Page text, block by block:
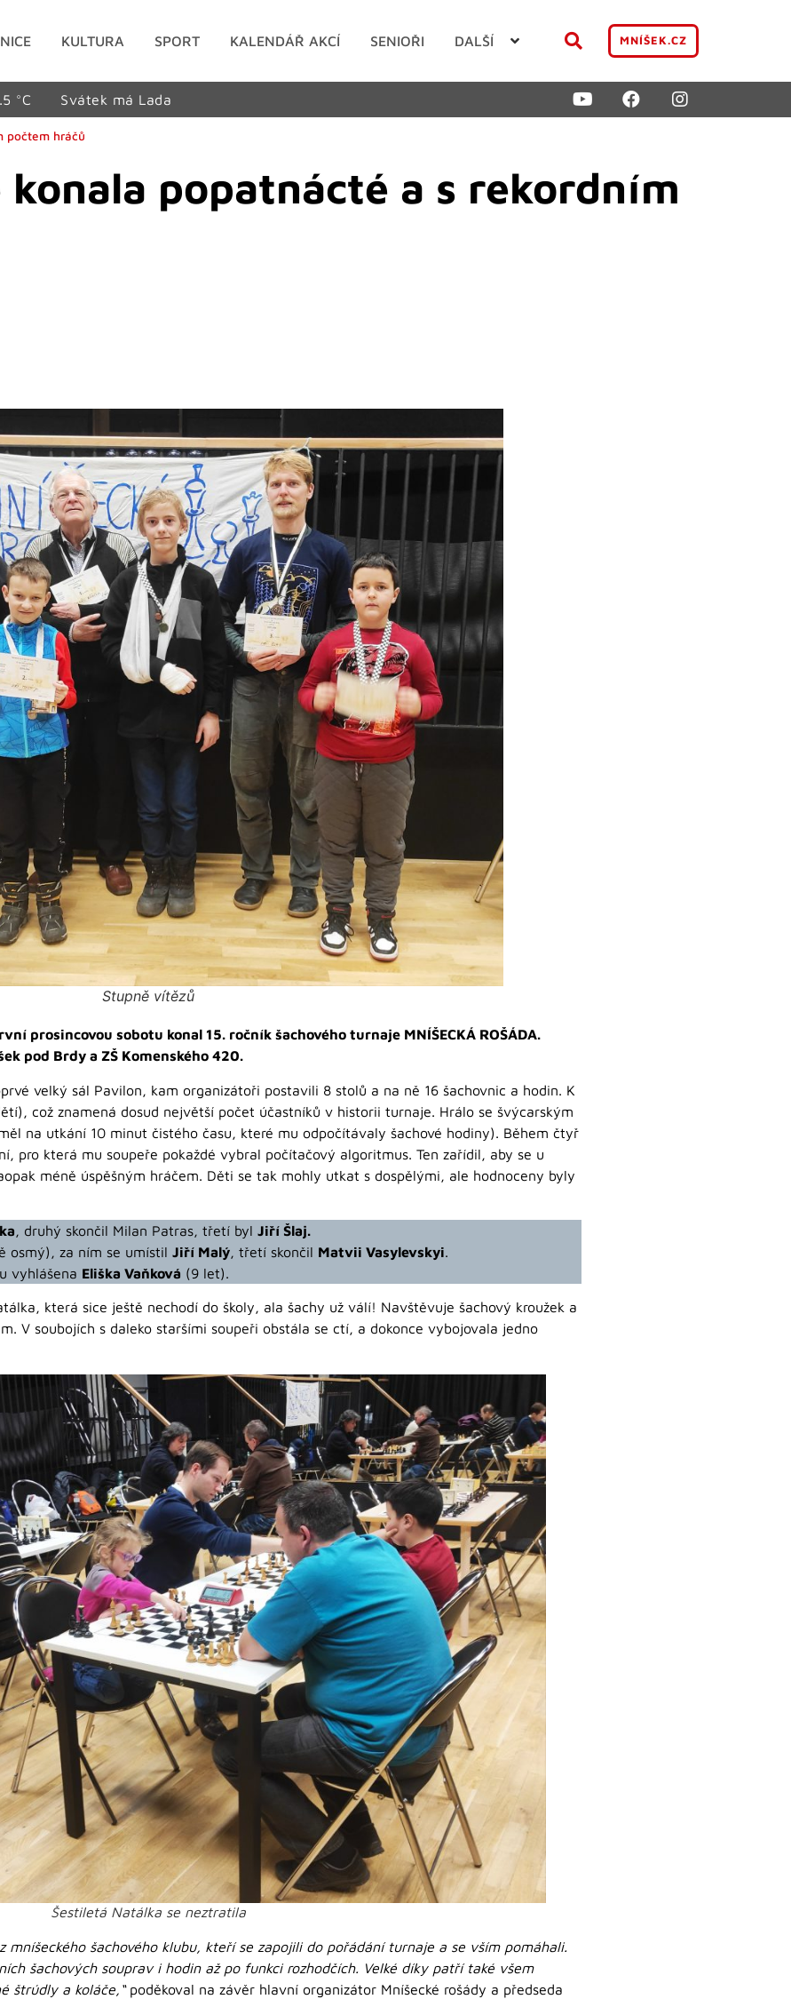
KULTURA SPORT KALENDÁŘ AKCÍ SENIOŘI DALŠÍ MNÍŠEK.CZ
°C Svátek má Lada
počtem hráčů
konala popatnácté a s rekordním
Stupně vítězů
prosincovou sobotu konal 15. ročník šachového turnaje MNÍŠECKÁ ROŠÁDA.
pod Brdy a ZŠ Komenského 420.
velký sál Pavilon, kam organizátoři postavili 8 stolů a na ně 16 šachovnic a hodin. K
což znamená dosud největší počet účastníků v historii turnaje. Hrálo se švýcarským
na utkání 10 minut čistého času, které mu odpočítávaly šachové hodiny). Během čtyř
pro která mu soupeře pokaždé vybral počítačový algoritmus. Ten zařídil, aby se u
méně úspěšným hráčem. Děti se tak mohly utkat s dospělými, ale hodnoceny byly
, druhý skončil Milan Patras, třetí byl Jiří Šlaj.
osmý), za ním se umístil Jiří Malý, třetí skončil Matvii Vasylevskyi.
vyhlášena Eliška Vaňková (9 let).
která sice ještě nechodí do školy, ala šachy už válí! Navštěvuje šachový kroužek a
V soubojích s daleko staršími soupeři obstála se ctí, a dokonce vybojovala jedno
Šestiletá Natálka se neztratila
mníšeckého šachového klubu, kteří se zapojili do pořádání turnaje a se vším pomáhali.
šachových souprav i hodin až po funkci rozhodčích. Velké díky patří také všem
štrúdly a koláče,“poděkoval na závěr hlavní organizátor Mníšecké rošády a předseda